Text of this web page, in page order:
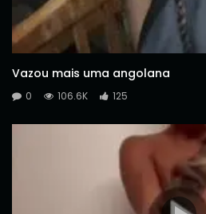
Vazou mais uma angolana
0 106.6K 125